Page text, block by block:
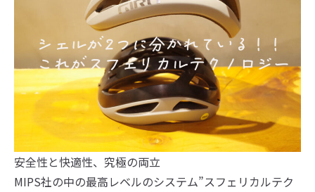
安全性と快適性、究極の両立
MIPS社の中の最高レベルのシステム”スフェリカルテク